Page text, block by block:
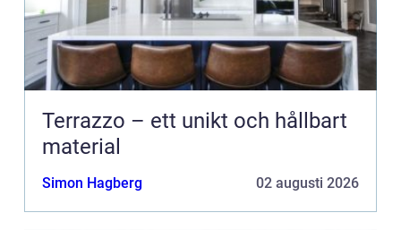
Terrazzo – ett unikt och hållbart
material
Simon Hagberg 02 augusti 2026